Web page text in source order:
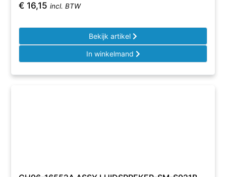
€ 16,15 incl. BTW
Bekijk artikel
In winkelmand